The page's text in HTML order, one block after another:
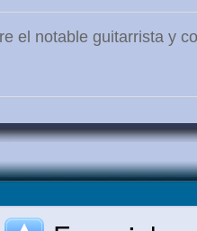
el notable guitarrista y